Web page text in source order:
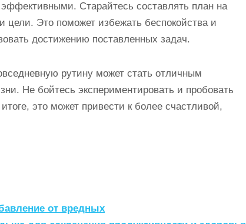
Старайтесь составлять план на
Это поможет избежать беспокойства и
достижению поставленных задач.
рутину может стать отличным
Не бойтесь экспериментировать и пробовать
это может привести к более счастливой,
от вредных